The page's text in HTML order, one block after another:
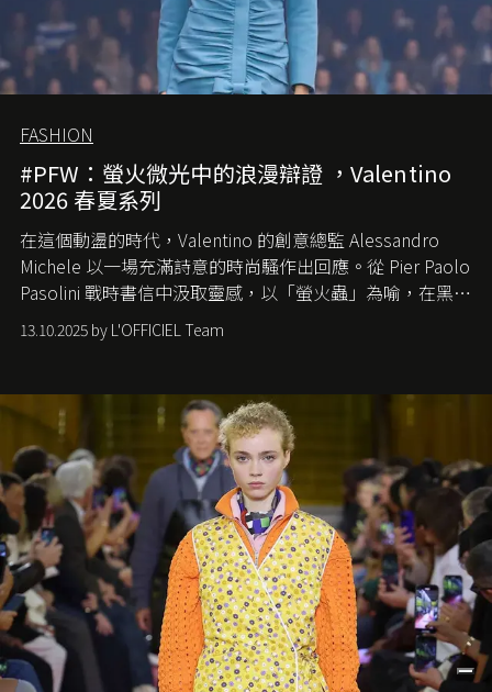
FASHION
#PFW：螢火微光中的浪漫辯證 ，Valentino
2026 春夏系列
在這個動盪的時代， Valentino 的創意總監 Alessandro
Michele 以一場充滿詩意的時尚騷作出回應。從 Pier Paolo
Pasolini 戰時書信中汲取靈感，以「螢火蟲」為喻，在黑暗
中找尋希望的微光。
13.10.2025 by L'OFFICIEL Team